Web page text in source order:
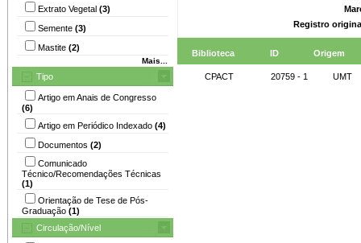
Extrato Vegetal (3)
Semente (3)
Mastite (2)
Mais...
Tipo
Artigo em Anais de Congresso
(6)
Artigo em Periódico Indexado (4)
Documentos (2)
Comunicado
Técnico/Recomendações Técnicas
(1)
Orientação de Tese de Pós-
Graduação (1)
Circulação/Nível
Registro
Biblioteca ID Origem
CPACT 20759 - 1 UMT